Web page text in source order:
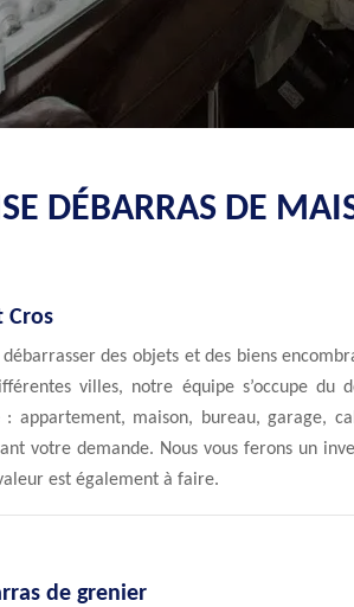
DÉBARRAS DE
Cros
des objets et des biens
villes, notre équipe s’occupe du
maison, bureau, garage,
votre demande. Nous vous ferons un
est également à faire.
de grenier